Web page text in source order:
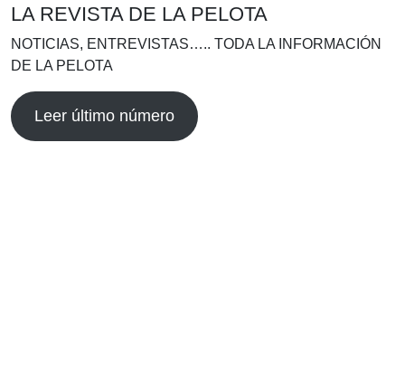
LA REVISTA DE LA PELOTA
NOTICIAS, ENTREVISTAS….. TODA LA INFORMACIÓN
DE LA PELOTA
Leer último número